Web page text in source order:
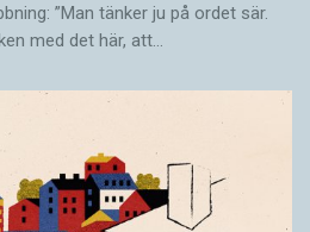
”Man tänker ju på ordet sär.
med det här, att…